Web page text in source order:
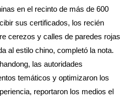
en el recinto de más de 600
sus certificados, los recién
cerezos y calles de paredes rojas
al estilo chino, completó la nota.
las autoridades
temáticos y optimizaron los
reportaron los medios el